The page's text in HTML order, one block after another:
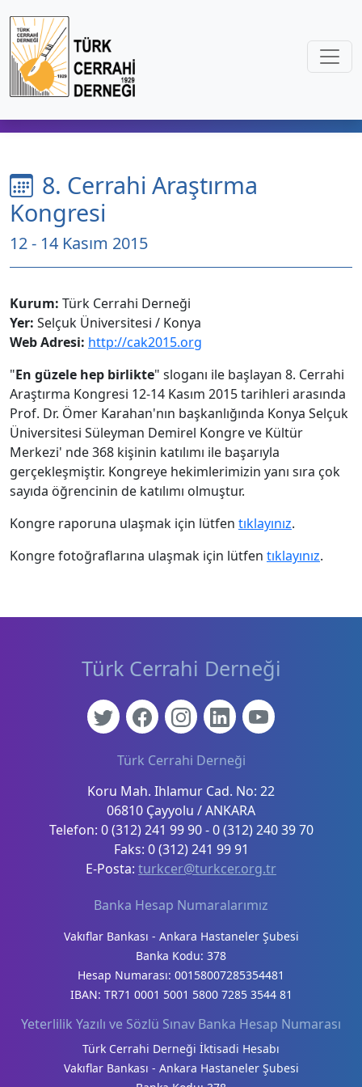
8. Cerrahi Araştırma
Kongresi
12 - 14 Kasım 2015
Kurum: Türk Cerrahi Derneği
Yer: Selçuk Üniversitesi / Konya
Web Adresi: http://cak2015.org
"En güzele hep birlikte" sloganı ile başlayan 8. Cerrahi
Araştırma Kongresi 12-14 Kasım 2015 tarihleri arasında
Prof. Dr. Ömer Karahan'nın başkanlığında Konya Selçuk
Üniversitesi Süleyman Demirel Kongre ve Kültür
Merkezi' nde 368 kişinin katılımı ile başarıyla
gerçekleşmiştir. Kongreye hekimlerimizin yanı sıra çok
sayıda öğrencinin de katılımı olmuştur.
Kongre raporuna ulaşmak için lütfen tıklayınız.
Kongre fotoğraflarına ulaşmak için lütfen tıklayınız.
Türk Cerrahi Derneği
Koru Mah. Ihlamur Cad. No: 22
06810 Çayyolu / ANKARA
Telefon: 0 (312) 241 99 90 - 0 (312) 240 39 70
Faks: 0 (312) 241 99 91
E-Posta: turkcer@turkcer.org.tr
Türk Cerrahi Derneği
Banka Hesap Numaralarımız
Vakıflar Bankası - Ankara Hastaneler Şubesi
Banka Kodu: 378
Hesap Numarası: 00158007285354481
IBAN: TR71 0001 5001 5800 7285 3544 81
Yeterlilik Yazılı ve Sözlü Sınav Banka Hesap Numarası
Türk Cerrahi Derneği İktisadi Hesabı
Vakıflar Bankası - Ankara Hastaneler Şubesi